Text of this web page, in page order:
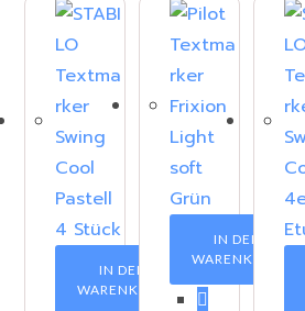
IN DEN
WARENKORB
IN DEN
WARENKORB